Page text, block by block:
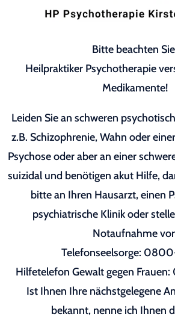
Bitte beachten
Heilpraktiker Psychotherapie
Medikamente!
Leiden Sie an schweren
z.B. Schizophrenie, Wahn oder
Psychose oder aber an einer
suizidal und benötigen akut Hilfe,
bitte an Ihren Hausarzt, einen
psychiatrische Klinik oder
Notaufnahme
Telefonseelsorge: 0800-
Hilfetelefon Gewalt gegen
Ist Ihnen Ihre nächstgelegene
bekannt, nenne ich Ihnen